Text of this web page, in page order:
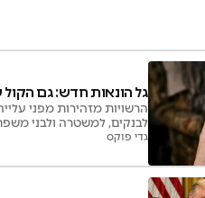
גל הונאות חדש: גם הקול
הרשויות מזהירות מפני
לבנקים, למשטרה ולבני
גדי פוקס